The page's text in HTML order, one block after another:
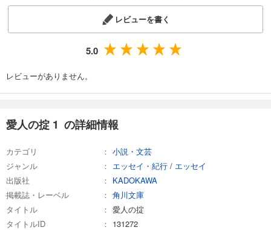
レビューを書く
5.0
レビューがありません。
愛人の掟 1 の詳細情報
カテゴリ
小説・文芸
ジャンル
エッセイ・紀行 / エッセイ
出版社
KADOKAWA
掲載誌・レーベル
角川文庫
タイトル
愛人の掟
タイトルID
131272